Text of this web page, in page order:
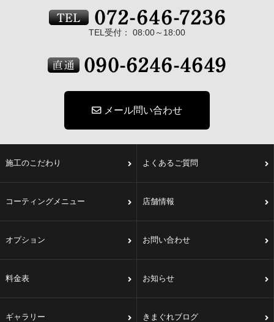
TEL受付： 08:00～18:00
メール問い合わせ
施工のこだわり よくあるご質問
コーティングメニュー 店舗情報
オプション お問い合わせ
料金表 お知らせ
ギャラリー きまぐれブログ